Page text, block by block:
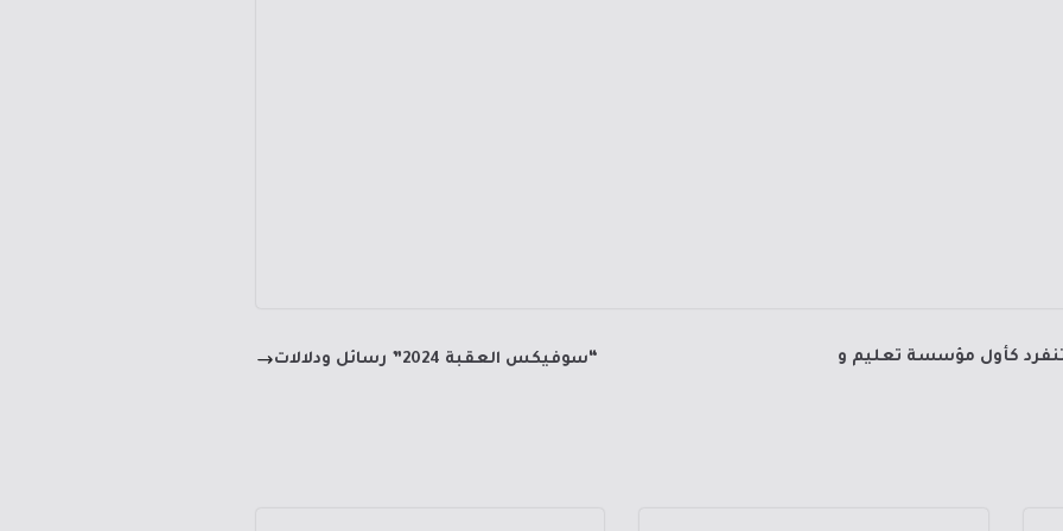
تنفرد كأول مؤسسة تعليم و
“سوفيكس العقبة 2024” رسائل ودلالات